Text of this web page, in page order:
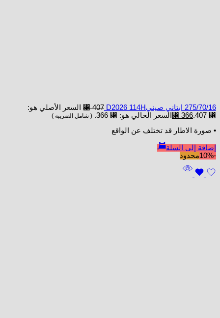
275/70/16 ابتاني صينيD2026 114H ⃁407
السعر الأصلي هو:
⃁ 407.
⃁ 366 السعر الحالي هو: ⃁ 366. ( شامل الضريبة )
• صورة الاطار قد تختلف عن الواقع
إضافة إلى السلة
-10%
محدود